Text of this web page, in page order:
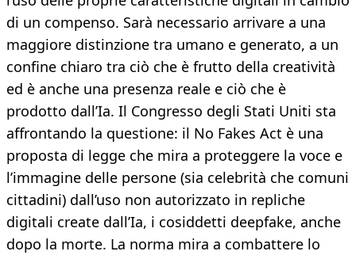
di un compenso. Sarà necessario arrivare a una
maggiore distinzione tra umano e generato, a un
confine chiaro tra ciò che è frutto della creatività
ed è anche una presenza reale e ciò che è
prodotto dall’Ia. Il Congresso degli Stati Uniti sta
affrontando la questione: il No Fakes Act è una
proposta di legge che mira a proteggere la voce e
l’immagine delle persone (sia celebrità che comuni
cittadini) dall’uso non autorizzato in repliche
digitali create dall’Ia, i cosiddetti deepfake, anche
dopo la morte. La norma mira a combattere lo